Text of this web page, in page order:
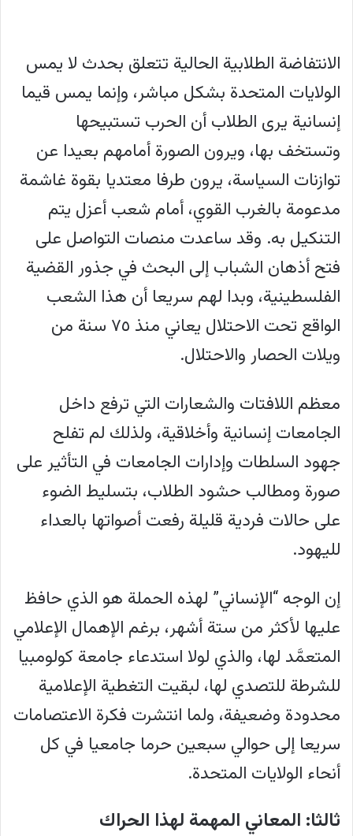
الانتفاضة الطلابية الحالية تتعلق بحدث لا يمس
الولايات المتحدة بشكل مباشر، وإنما يمس قيما
إنسانية يرى الطلاب أن الحرب تستبيحها
وتستخف بها، ويرون الصورة أمامهم بعيدا عن
توازنات السياسة، يرون طرفا معتديا بقوة غاشمة
مدعومة بالغرب القوي، أمام شعب أعزل يتم
التنكيل به. وقد ساعدت منصات التواصل على
فتح أذهان الشباب إلى البحث في جذور القضية
الفلسطينية، وبدا لهم سريعا أن هذا الشعب
الواقع تحت الاحتلال يعاني منذ ٧٥ سنة من
ويلات الحصار والاحتلال.
معظم اللافتات والشعارات التي ترفع داخل
الجامعات إنسانية وأخلاقية، ولذلك لم تفلح
جهود السلطات وإدارات الجامعات في التأثير على
صورة ومطالب حشود الطلاب، بتسليط الضوء
على حالات فردية قليلة رفعت أصواتها بالعداء
لليهود.
إن الوجه “الإنساني” لهذه الحملة هو الذي حافظ
عليها لأكثر من ستة أشهر، برغم الإهمال الإعلامي
المتعمَّد لها، والذي لولا استدعاء جامعة كولومبيا
للشرطة للتصدي لها، لبقيت التغطية الإعلامية
محدودة وضعيفة، ولما انتشرت فكرة الاعتصامات
سريعا إلى حوالي سبعين حرما جامعيا في كل
أنحاء الولايات المتحدة.
ثالثا: المعاني المهمة لهذا الحراك